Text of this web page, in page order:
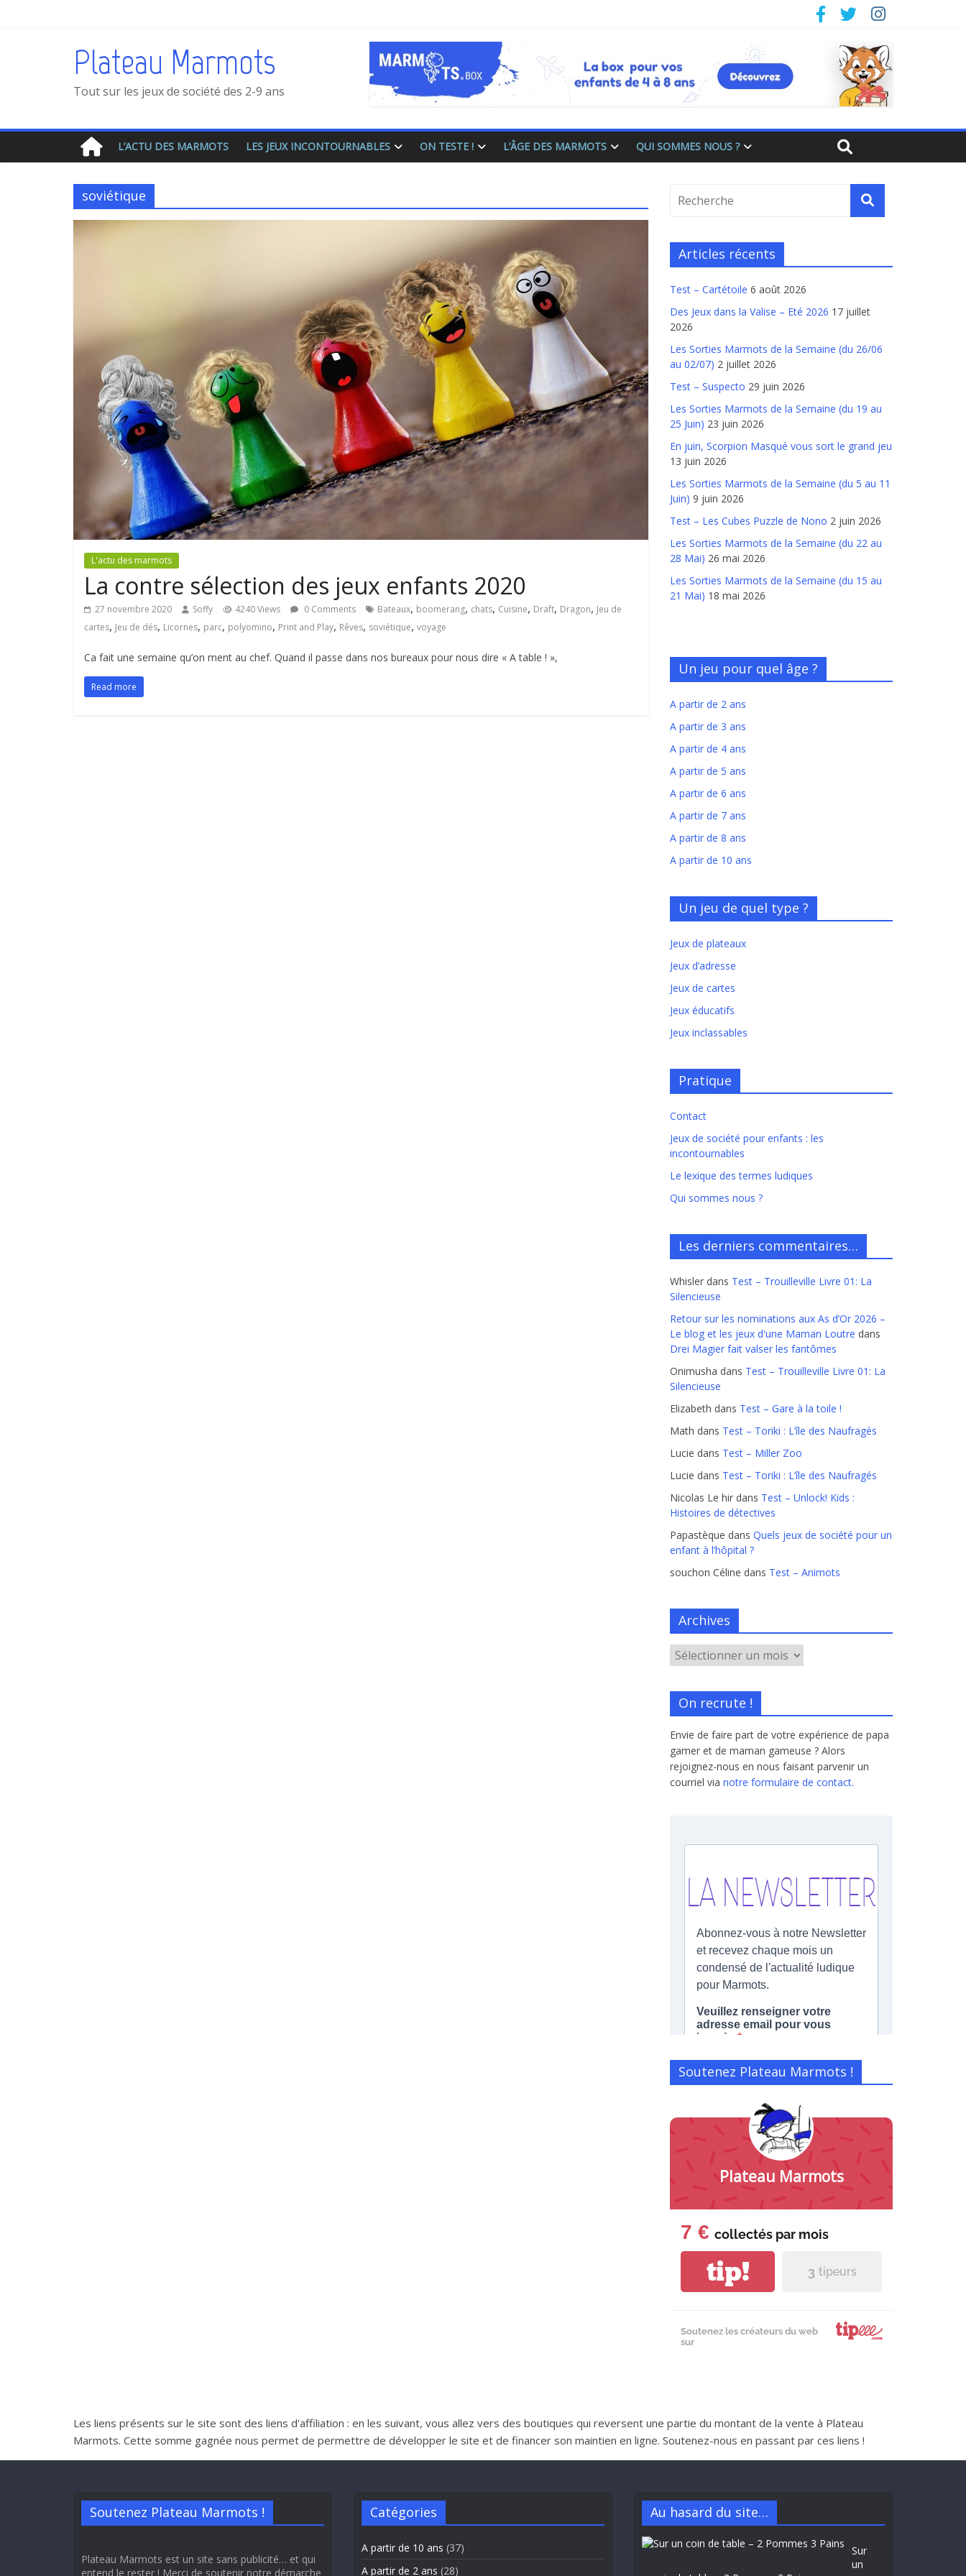
Plateau Marmots
Tout sur les jeux de société des 2-9 ans
L’ACTU DES MARMOTS LES JEUX INCONTOURNABLES ON TESTE ! L’ÂGE DES MARMOTS QUI SOMMES NOUS ?
soviétique
L'actu des marmots
La contre sélection des jeux enfants 2020
27 novembre 2020 Soffy 4240 Views 0 Comments Bateaux, boomerang, chats, Cuisine, Draft, Dragon, Jeu de
cartes, Jeu de dés, Licornes, parc, polyomino, Print and Play, Rêves, soviétique, voyage
Ca fait une semaine qu’on ment au chef. Quand il passe dans nos bureaux pour nous dire « A table ! »,
Read more
Articles récents
Test – Cartétoile 6 août 2026
Des Jeux dans la Valise – Eté 2026 17 juillet
2026
Les Sorties Marmots de la Semaine (du 26/06
au 02/07) 2 juillet 2026
Test – Suspecto 29 juin 2026
Les Sorties Marmots de la Semaine (du 19 au
25 Juin) 23 juin 2026
En juin, Scorpion Masqué vous sort le grand jeu
13 juin 2026
Les Sorties Marmots de la Semaine (du 5 au 11
Juin) 9 juin 2026
Test – Les Cubes Puzzle de Nono 2 juin 2026
Les Sorties Marmots de la Semaine (du 22 au
28 Mai) 26 mai 2026
Les Sorties Marmots de la Semaine (du 15 au
21 Mai) 18 mai 2026
Un jeu pour quel âge ?
A partir de 2 ans
A partir de 3 ans
A partir de 4 ans
A partir de 5 ans
A partir de 6 ans
A partir de 7 ans
A partir de 8 ans
A partir de 10 ans
Un jeu de quel type ?
Jeux de plateaux
Jeux d’adresse
Jeux de cartes
Jeux éducatifs
Jeux inclassables
Pratique
Contact
Jeux de société pour enfants : les
incontournables
Le lexique des termes ludiques
Qui sommes nous ?
Les derniers commentaires…
Whisler dans Test – Trouilleville Livre 01: La
Silencieuse
Retour sur les nominations aux As d’Or 2026 –
Le blog et les jeux d'une Maman Loutre dans
Drei Magier fait valser les fantômes
Onimusha dans Test – Trouilleville Livre 01: La
Silencieuse
Elizabeth dans Test – Gare à la toile !
Math dans Test – Toriki : L’île des Naufragés
Lucie dans Test – Miller Zoo
Lucie dans Test – Toriki : L’île des Naufragés
Nicolas Le hir dans Test – Unlock! Kids :
Histoires de détectives
Papastèque dans Quels jeux de société pour un
enfant à l’hôpital ?
souchon Céline dans Test – Animots
Archives
On recrute !
Envie de faire part de votre expérience de papa
gamer et de maman gameuse ? Alors
rejoignez-nous en nous faisant parvenir un
courriel via notre formulaire de contact.
Soutenez Plateau Marmots !
Plateau Marmots
7 € collectés par mois
tip! 3 tipeurs
Soutenez les créateurs du web
sur
Les liens présents sur le site sont des liens d'affiliation : en les suivant, vous allez vers des boutiques qui reversent une partie du montant de la vente à Plateau
Marmots. Cette somme gagnée nous permet de permettre de développer le site et de financer son maintien en ligne. Soutenez-nous en passant par ces liens !
Soutenez Plateau Marmots !
Plateau Marmots est un site sans publicité… et qui
entend le rester ! Merci de soutenir notre démarche
Catégories
A partir de 10 ans (37)
A partir de 2 ans (28)
Au hasard du site…
Sur
un